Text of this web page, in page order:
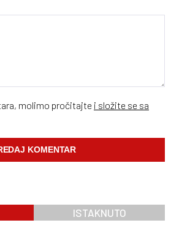
molimo pročitajte i složite se sa
ISTAKNUTO